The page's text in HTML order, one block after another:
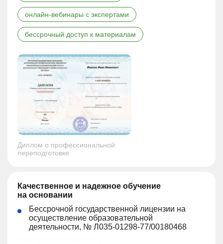
онлайн-вебинары с экспертами
бессрочный доступ к материалам
Диплом о профессиональной
переподготовке
Качественное и надежное обучение
на основании
Бессрочной государственной лицензии на
осуществление образовательной
деятельности, № Л035-01298-77/00180468